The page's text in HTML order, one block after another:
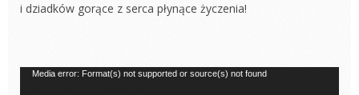
i dziadków gorące z serca płynące życzenia!
Video
Player
Media error: Format(s) not supported or source(s) not found